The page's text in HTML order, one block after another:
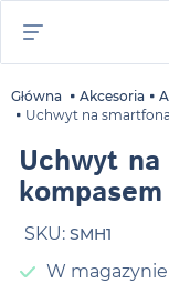
Główna Akcesoria
Uchwyt na
Uchwyt
SKU: SMH1
W magazynie